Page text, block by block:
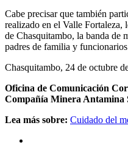
Cabe precisar que también
realizado en el Valle Fortaleza,
de Chasquitambo, la banda de
padres de familia y
Chasquitambo, 24 de octubre
Oficina de Comunicación
Compañía Minera Antamina
Lea más sobre: Cuidado del